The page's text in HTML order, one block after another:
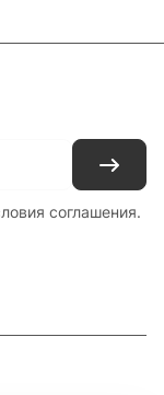
соглашения.